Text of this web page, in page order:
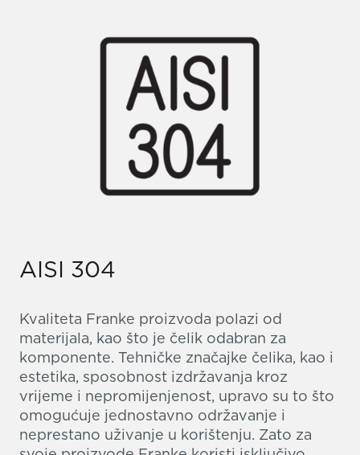
AISI 304
Kvaliteta Franke proizvoda polazi od
materijala, kao što je čelik odabran za
komponente. Tehničke značajke čelika, kao i
estetika, sposobnost izdržavanja kroz
vrijeme i nepromijenjenost, upravo su to što
omogućuje jednostavno održavanje i
neprestano uživanje u korištenju. Zato za